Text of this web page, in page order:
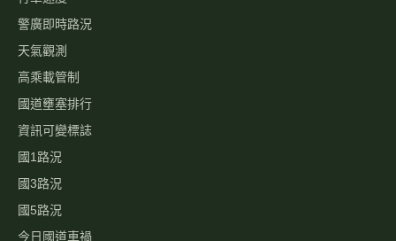
警廣即時路況
天氣觀測
高乘載管制
國道壅塞排行
資訊可變標誌
國1路況
國3路況
國5路況
今日國道車禍